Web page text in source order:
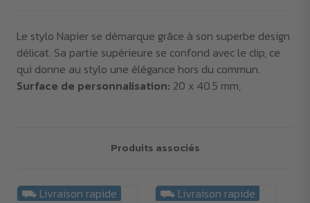
Le stylo Napier se démarque grâce à son superbe design
délicat. Sa partie supérieure se confond avec le clip, ce
qui donne au stylo une élégance hors du commun.
Surface de personnalisation: 20 x 40.5 mm,
Produits associés
⛟ Livraison rapide ⛟ Livraison rapide